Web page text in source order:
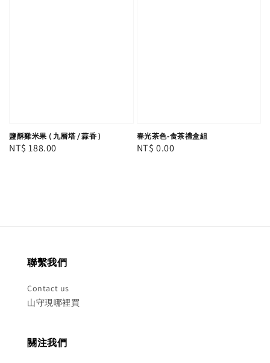
鹽酥雞米果 ( 九層塔 / 蒜香 )
Regular
NT$ 188.00
春光茶色-食茶禮盒組
Regular
NT$ 0.00
聯繫我們
Contact us
山守現哪裡買
關注我們